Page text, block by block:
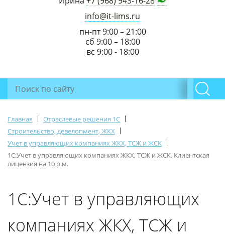
info@it-lims.ru
пн-пт 9:00 – 21:00
сб 9:00 – 18:00
вс 9:00 - 18:00
Главная | Отраслевые решения 1С |
Строительство, девелопмент, ЖКХ |
Учет в управляющих компаниях ЖКХ, ТСЖ и ЖСК |
1С:Учет в управляющих компаниях ЖКХ, ТСЖ и ЖСК. Клиентская
лицензия на 10 р.м.
1С:Учет в управляющих
компаниях ЖКХ, ТСЖ и